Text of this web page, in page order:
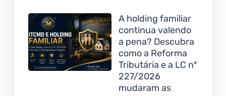
A holding familiar
continua valendo
a pena? Descubra
como a Reforma
Tributária e a LC nº
227/2026
mudaram as